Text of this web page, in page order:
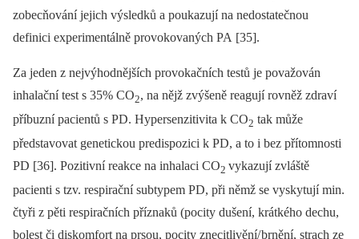
zobecňování jejich výsledků a poukazují na nedostatečnou
definici experimentálně provokovaných PA [35].
Za jeden z nejvýhodnějších provokačních testů je považován
inhalační test s 35% CO2, na nějž zvýšeně reagují rovněž zdraví
příbuzní pacientů s PD. Hypersenzitivita k CO2 tak může
představovat genetickou predispozici k PD, a to i bez přítomnosti
PD [36]. Pozitivní reakce na inhalaci CO2 vykazují zvláště
pacienti s tzv. respirační subtypem PD, při němž se vyskytují min.
čtyři z pěti respiračních příznaků (pocity dušení, krátkého dechu,
bolest či diskomfort na prsou, pocity znecitlivění/ brnění, strach ze